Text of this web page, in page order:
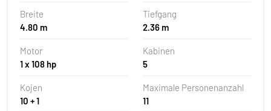
Breite
4.80 m
Tiefgang
2.36 m
Motor
1 x 108 hp
Kabinen
5
Kojen
10 + 1
Maximale Personenanzahl
11